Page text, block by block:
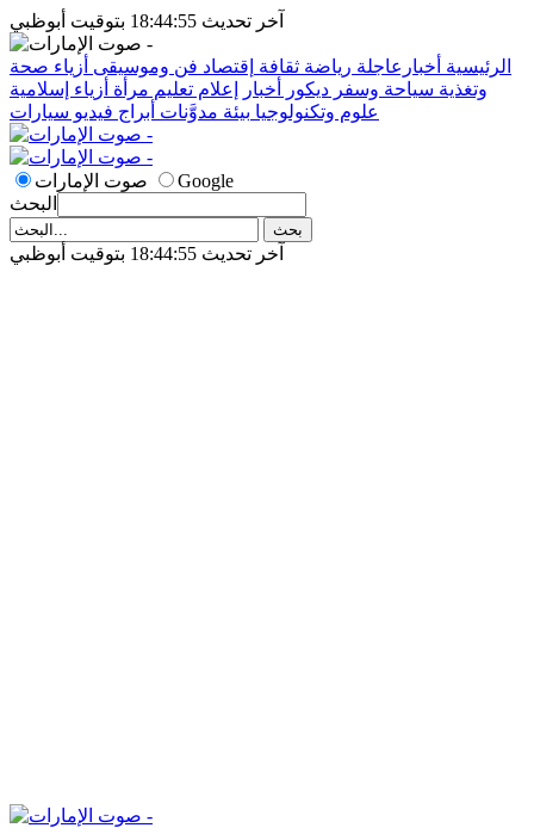
آخر تحديث 18:44:55 بتوقيت أبوظبي
الرئيسية أخبارعاجلة رياضة ثقافة إقتصاد فن وموسيقى أزياء صحة
وتغذية سياحة وسفر ديكور أخبار إعلام تعليم مرأة أزياء إسلامية
علوم وتكنولوجيا بيئة مدوَّنات أبراج فيديو سيارات
صوت الإمارات
Google
البحث
آخر تحديث 18:44:55 بتوقيت أبوظبي